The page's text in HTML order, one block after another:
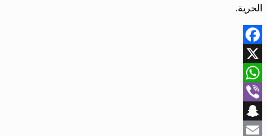
الحرية.
Facebook
X
WhatsApp
Viber
Snapchat